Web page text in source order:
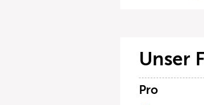
Unser
Pro